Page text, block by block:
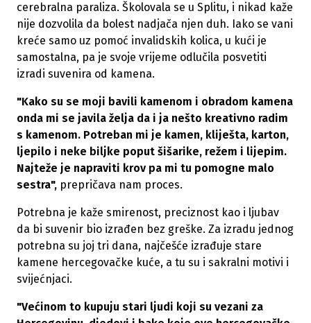
cerebralna paraliza. Školovala se u Splitu, i nikad kaže
nije dozvolila da bolest nadjača njen duh. Iako se vani
kreće samo uz pomoć invalidskih kolica, u kući je
samostalna, pa je svoje vrijeme odlučila posvetiti
izradi suvenira od kamena.
"Kako su se moji bavili kamenom i obradom kamena
onda mi se javila želja da i ja nešto kreativno radim
s kamenom. Potreban mi je kamen, kliješta, karton,
ljepilo i neke biljke poput šišarike, režem i lijepim.
Najteže je napraviti krov pa mi tu pomogne malo
sestra", prepričava nam proces.
Potrebna je kaže smirenost, preciznost kao i ljubav
da bi suvenir bio izrađen bez greške. Za izradu jednog
potrebna su joj tri dana, najčešće izrađuje stare
kamene hercegovačke kuće, a tu su i sakralni motivi i
svijećnjaci.
"Većinom to kupuju stari ljudi koji su vezani za